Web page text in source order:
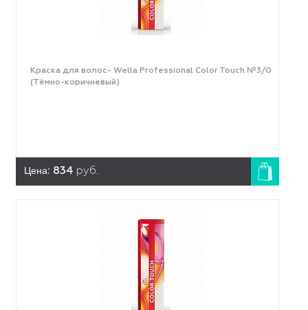
Краска для волос- Wella Professional Color Touch №3/0
(Тёмно-коричневый)
Цена: 834 руб.